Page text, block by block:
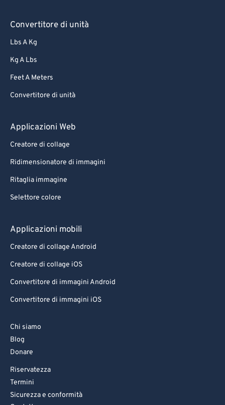
Convertitore di unità
Lbs A Kg
Kg A Lbs
Feet A Meters
Convertitore di unità
Applicazioni Web
Creatore di collage
Ridimensionatore di immagini
Ritaglia immagine
Selettore colore
Applicazioni mobili
Creatore di collage Android
Creatore di collage iOS
Convertitore di immagini Android
Convertitore di immagini iOS
Chi siamo
Blog
Donare
Riservatezza
Termini
Sicurezza e conformità